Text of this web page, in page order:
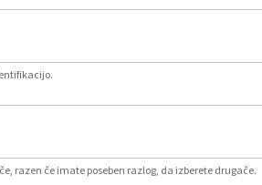
razen če imate poseben razlog, da izberete drugače.